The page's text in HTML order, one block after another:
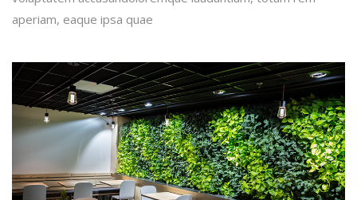
aperiam, eaque ipsa quae